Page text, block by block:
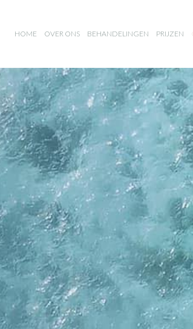
HOME OVER ONS BEHANDELINGEN PRIJZEN